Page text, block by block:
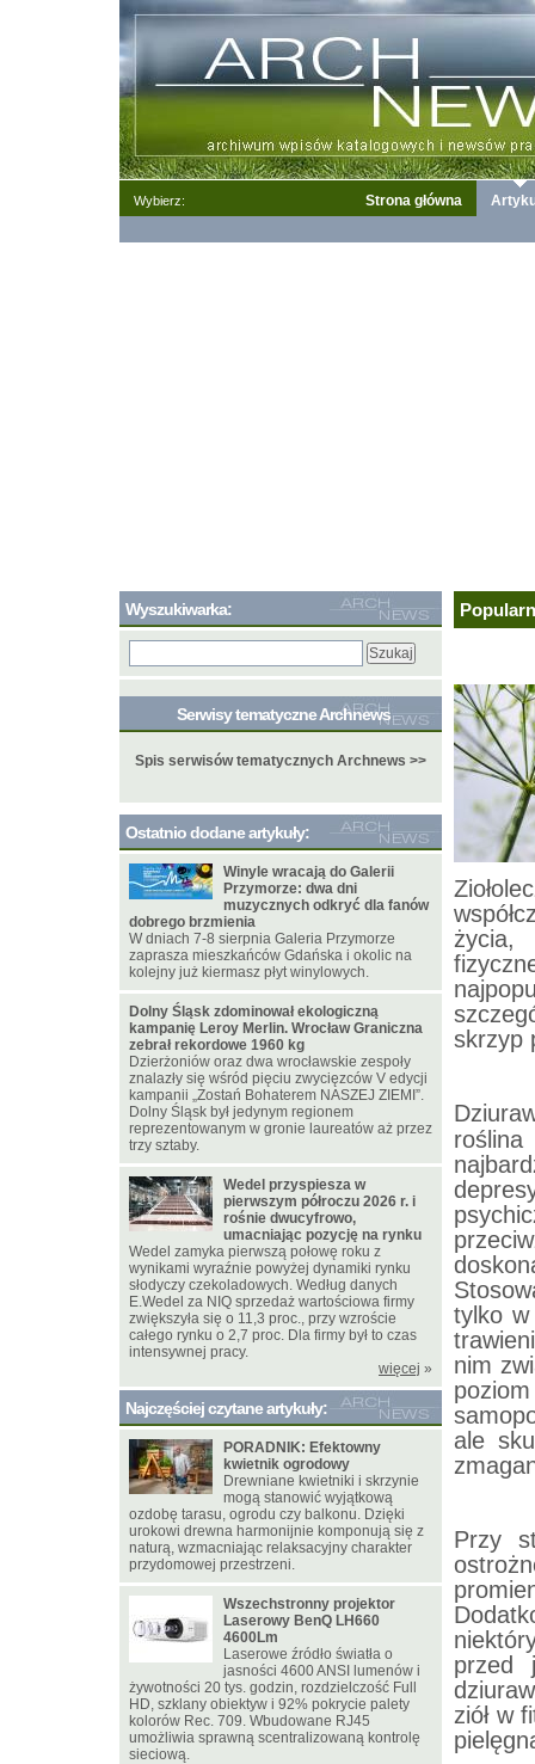
Wybierz: Strona główna
życia,
skrzyp
tylko
nim
ale
Przy
przed
ziół w
Wyszukiwarka:
Serwisy tematyczne Archnews
Spis serwisów tematycznych Archnews >>
Ostatnio dodane artykuły:
Winyle wracają do Galerii
Przymorze: dwa dni
muzycznych odkryć dla fanów
dobrego brzmienia
W dniach 7-8 sierpnia Galeria Przymorze
zaprasza mieszkańców Gdańska i okolic na
kolejny już kiermasz płyt winylowych.
Dolny Śląsk zdominował ekologiczną
kampanię Leroy Merlin. Wrocław Graniczna
zebrał rekordowe 1960 kg
Dzierżoniów oraz dwa wrocławskie zespoły
znalazły się wśród pięciu zwycięzców V edycji
kampanii „Zostań Bohaterem NASZEJ ZIEMI”.
Dolny Śląsk był jedynym regionem
reprezentowanym w gronie laureatów aż przez
trzy sztaby.
Wedel przyspiesza w
pierwszym półroczu 2026 r. i
rośnie dwucyfrowo,
umacniając pozycję na rynku
Wedel zamyka pierwszą połowę roku z
wynikami wyraźnie powyżej dynamiki rynku
słodyczy czekoladowych. Według danych
E.Wedel za NIQ sprzedaż wartościowa firmy
zwiększyła się o 11,3 proc., przy wzroście
całego rynku o 2,7 proc. Dla firmy był to czas
intensywnej pracy.
więcej »
Najczęściej czytane artykuły:
PORADNIK: Efektowny
kwietnik ogrodowy
Drewniane kwietniki i skrzynie
mogą stanowić wyjątkową
ozdobę tarasu, ogrodu czy balkonu. Dzięki
urokowi drewna harmonijnie komponują się z
naturą, wzmacniając relaksacyjny charakter
przydomowej przestrzeni.
Wszechstronny projektor
Laserowy BenQ LH660
4600Lm
Laserowe źródło światła o
jasności 4600 ANSI lumenów i
żywotności 20 tys. godzin, rozdzielczość Full
HD, szklany obiektyw i 92% pokrycie palety
kolorów Rec. 709. Wbudowane RJ45
umożliwia sprawną scentralizowaną kontrolę
sieciową.